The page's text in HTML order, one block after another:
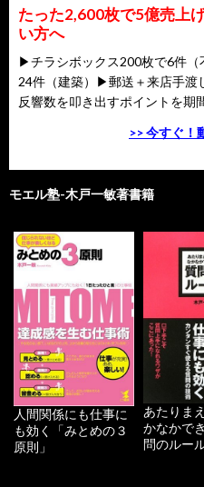
たった2,600枚で5億売上
い方へ
▶チラシボックス200枚で6件
24件（建築）▶郵送＋来店手渡
反響数を叩き出すポイントを期
>> 今すぐ！
モエル塾-木戸一敏著書籍
人間関係にも仕事に
も効く「みとめの３
原則」
あたりま
かなかで
問のルール